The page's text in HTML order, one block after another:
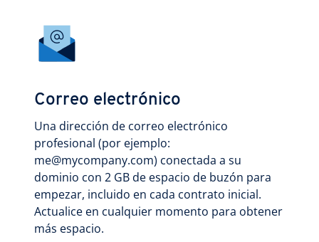
Correo electrónico
Una dirección de correo electrónico
profesional (por ejemplo:
me@mycompany.com) conectada a su
dominio con 2 GB de espacio de buzón para
empezar, incluido en cada contrato inicial.
Actualice en cualquier momento para obtener
más espacio.